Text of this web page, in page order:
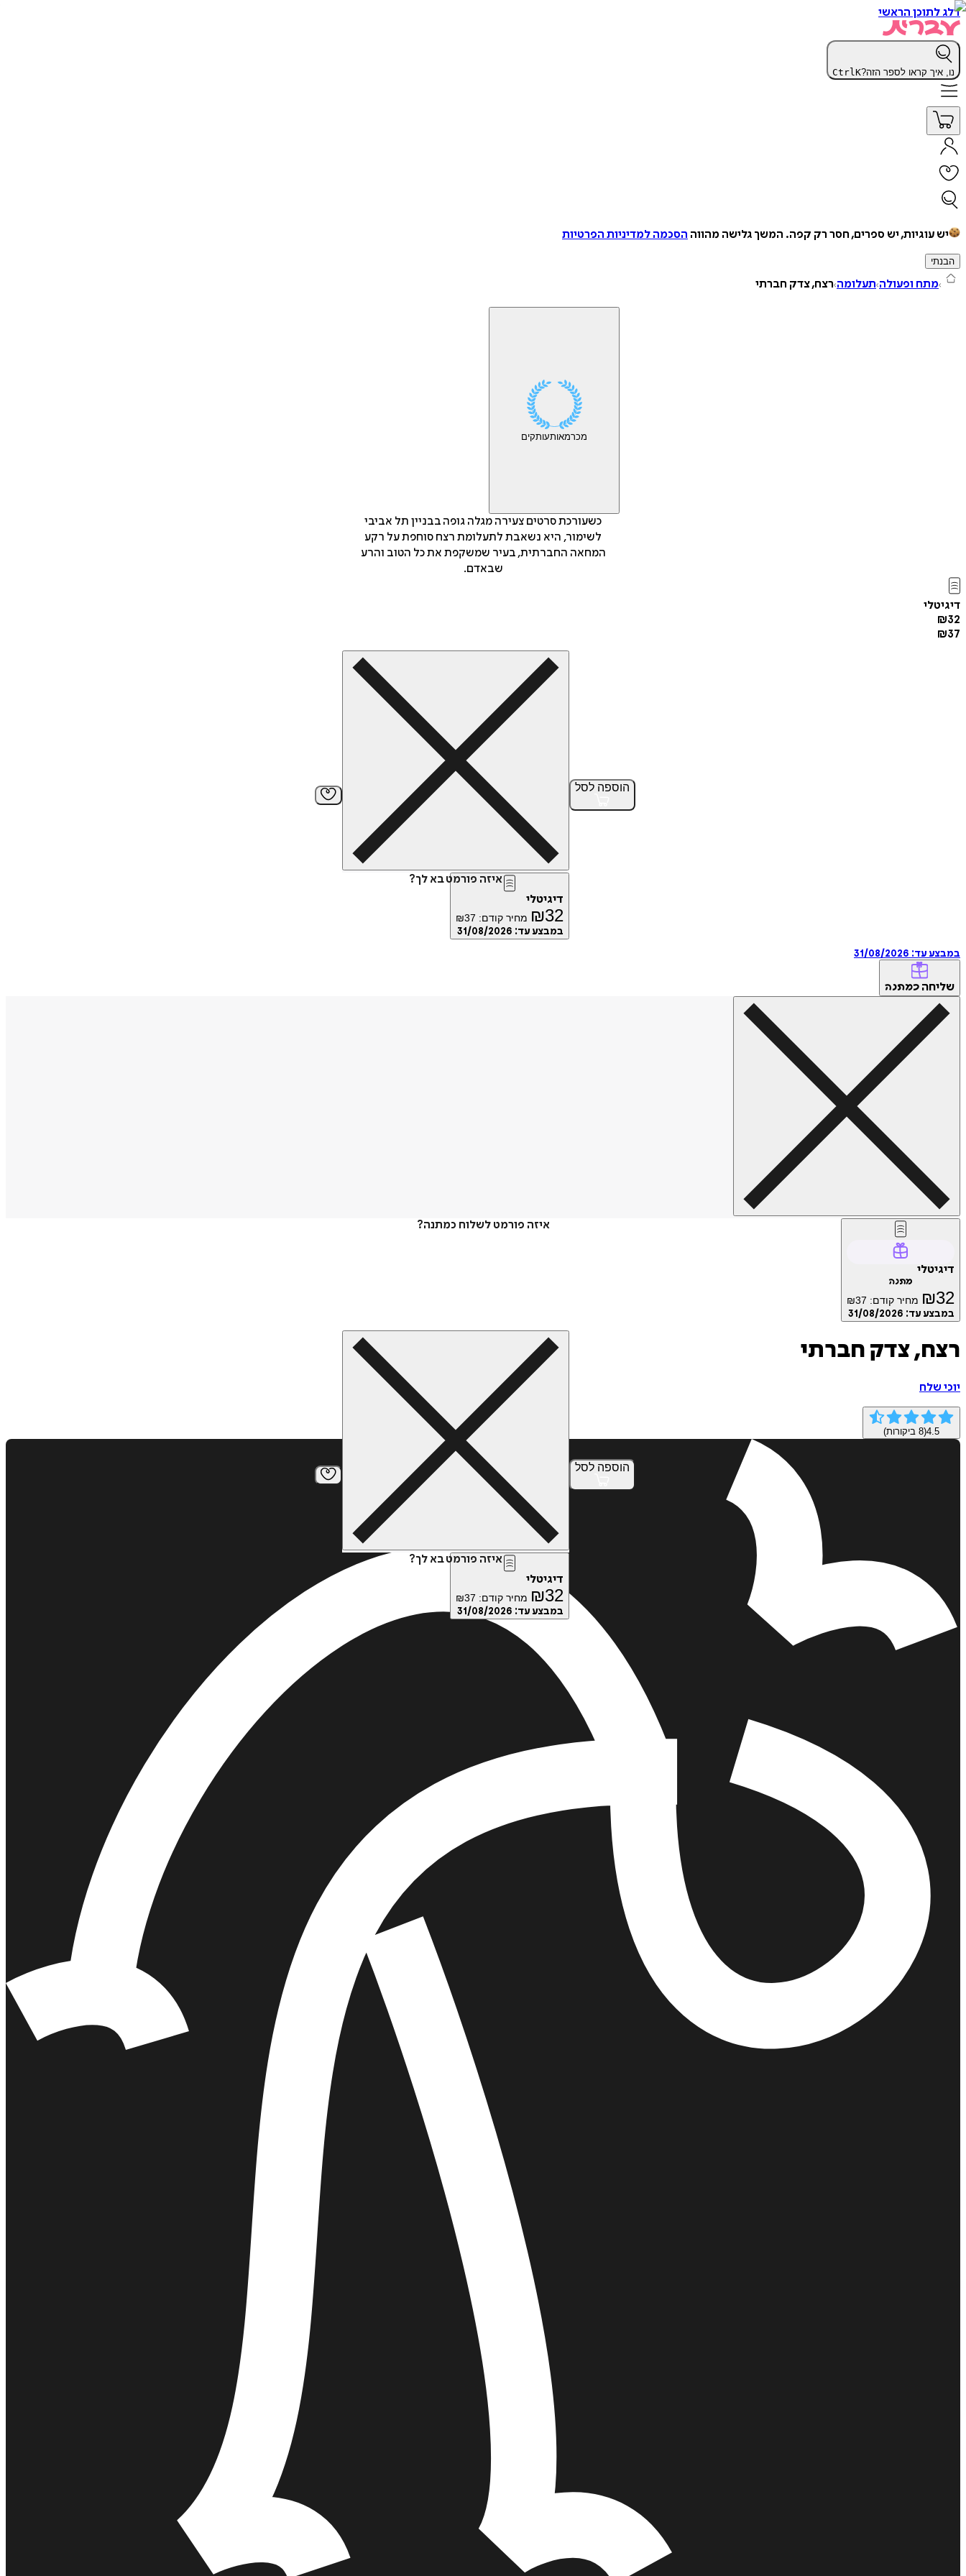
דלג לתוכן הראשי
נו, איך קראו לספר הזה? CtrlK
יש עוגיות, יש ספרים, חסר רק קפה. המשך גלישה מהווה הסכמה למדיניות הפרטיות
הבנתי
מתח ופעולה תעלומה רצח, צדק חברתי
מכרמאותעותקים
כשעורכת סרטים צעירה מגלה גופה בבניין תל אביבי
לשימור, היא נשאבת לתעלומת רצח סוחפת על רקע
המחאה החברתית, בעיר שמשקפת את כל הטוב והרע
שבאדם.
דיגיטלי
₪32
₪37
הוספה לסל
איזה פורמט בא לך?
דיגיטלי
₪32 מחיר קודם: ₪37
במבצע עד: 31/08/2026
במבצע עד: 31/08/2026
שליחה כמתנה
איזה פורמט לשלוח כמתנה?
דיגיטלי
מתנה
₪32 מחיר קודם: ₪37
במבצע עד: 31/08/2026
הוספה לסל
איזה פורמט בא לך?
דיגיטלי
₪32 מחיר קודם: ₪37
במבצע עד: 31/08/2026
רצח, צדק חברתי
יוכי שלח
4.5
(
8 ביקורות)